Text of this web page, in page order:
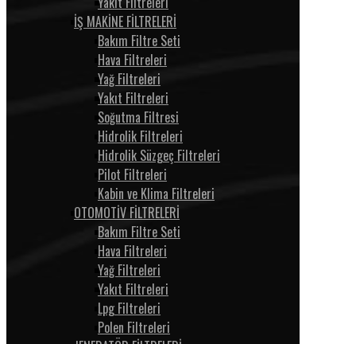
İŞ MAKİNE FİLTRELERİ
Bakım Filtre Seti
Hava Filtreleri
Yağ Filtreleri
Yakıt Filtreleri
Soğutma Filtresi
Hidrolik Filtreleri
Hidrolik Süzgeç Filtreleri
Pilot Filtreleri
Kabin ve Klima Filtreleri
OTOMOTİV FİLTRELERİ
Bakım Filtre Seti
Hava Filtreleri
Yağ Filtreleri
Yakıt Filtreleri
Lpg Filtreleri
Polen Filtreleri